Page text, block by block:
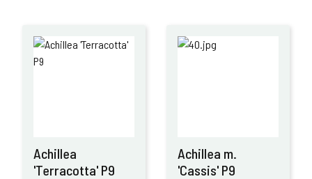
Achillea
'Terracotta' P9
Achillea m.
'Cassis' P9